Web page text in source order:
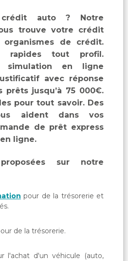
crédit auto ? Notre
trouve votre crédit
de crédit.
rapides tout profil.
simulation en ligne
avec réponse
prêts jusqu’à 75 000€.
pour tout savoir. Des
aident dans vos
de prêt express
ligne.
sur notre
pour de la trésorerie et
de la trésorerie.
l'achat d'un véhicule (auto,